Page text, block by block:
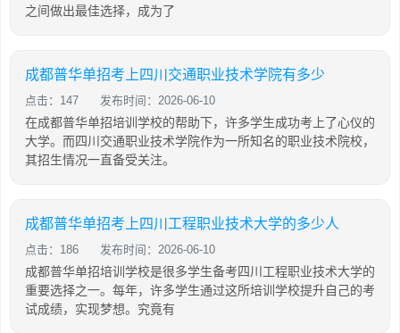
之间做出最佳选择，成为了
成都普华单招考上四川交通职业技术学院有多少
点击：147 发布时间：2026-06-10
在成都普华单招培训学校的帮助下，许多学生成功考上了心仪的
大学。而四川交通职业技术学院作为一所知名的职业技术院校，
其招生情况一直备受关注。
成都普华单招考上四川工程职业技术大学的多少人
点击：186 发布时间：2026-06-10
成都普华单招培训学校是很多学生备考四川工程职业技术大学的
重要选择之一。每年，许多学生通过这所培训学校提升自己的考
试成绩，实现梦想。究竟有